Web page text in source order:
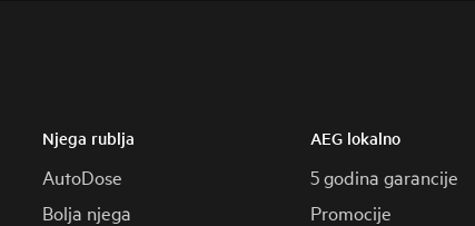
Njega rublja
AutoDose
Bolja njega
AEG lokalno
5 godina garancije
Promocije